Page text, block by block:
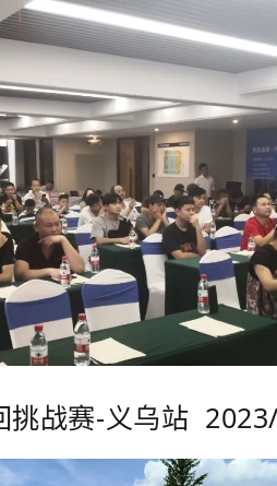
挑战赛-义乌站